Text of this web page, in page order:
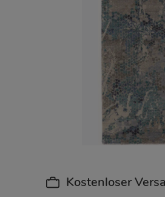
Kostenloser